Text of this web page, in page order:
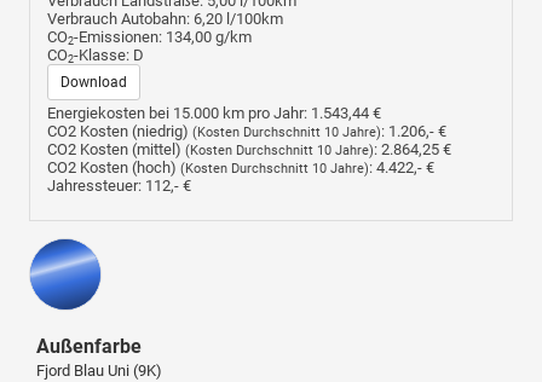
Verbrauch Autobahn: 6,20 l/100km
CO2-Emissionen: 134,00 g/km
CO2-Klasse: D
Download
Energiekosten bei 15.000 km pro Jahr: 1.543,44 €
CO2 Kosten (niedrig) (Kosten Durchschnitt 10 Jahre): 1.206,- €
CO2 Kosten (mittel) (Kosten Durchschnitt 10 Jahre): 2.864,25 €
CO2 Kosten (hoch) (Kosten Durchschnitt 10 Jahre): 4.422,- €
Jahressteuer: 112,- €
Außenfarbe
Fjord Blau Uni (9K)